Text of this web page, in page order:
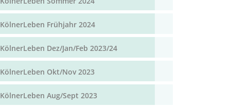
KölnerLeben Frühjahr 2024
KölnerLeben Dez/Jan/Feb 2023/24
KölnerLeben Okt/Nov 2023
KölnerLeben Aug/Sept 2023